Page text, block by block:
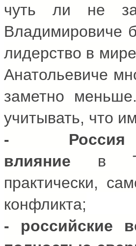
чуть ли не
Владимировиче
лидерство в
Анатольевиче
заметно
учитывать, что
- Россия
влияние в
практически,
конфликта;
- российские